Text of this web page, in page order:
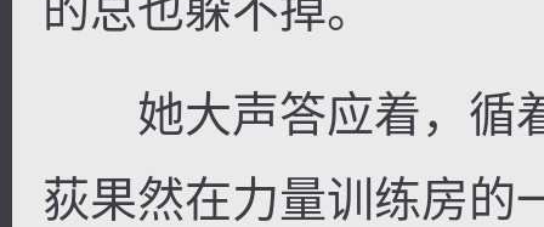
她大声答应着，循
荻果然在力量训练房的